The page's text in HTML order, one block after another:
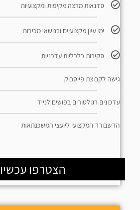
סדנאות מרצה מקיפות ומקצועיות
ימי עיון מקצועיים ובנושאי מכירות
סקירות כלכליות עדכניות
גישה לקבוצת פייסבוק
עדכונים רגולטורים בפושים לנייד​
הדשבורד המקצועי ליועצי המשכנתאות
הצטרפו עכשיו